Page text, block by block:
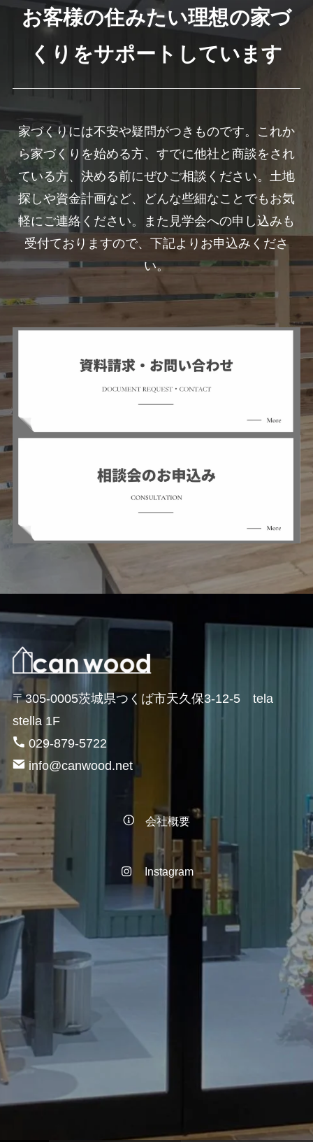
お客様の住みたい理想の家づ
くりをサポートしています
家づくりには不安や疑問がつきものです。これか
ら家づくりを始める方、すでに他社と商談をされ
ている方、決める前にぜひご相談ください。土地
探しや資金計画など、どんな些細なことでもお気
軽にご連絡ください。また見学会への申し込みも
受付ておりますので、下記よりお申込みくださ
い。
〒305-0005茨城県つくば市天久保3-12-5 tela
stella 1F
029-879-5722
info@canwood.net
会社概要
Instagram